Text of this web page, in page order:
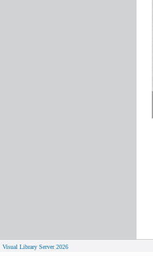
Visual Library Server 2026